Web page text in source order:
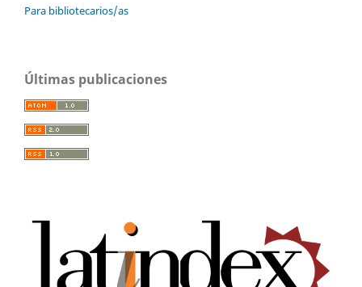
Para bibliotecarios/as
Últimas publicaciones